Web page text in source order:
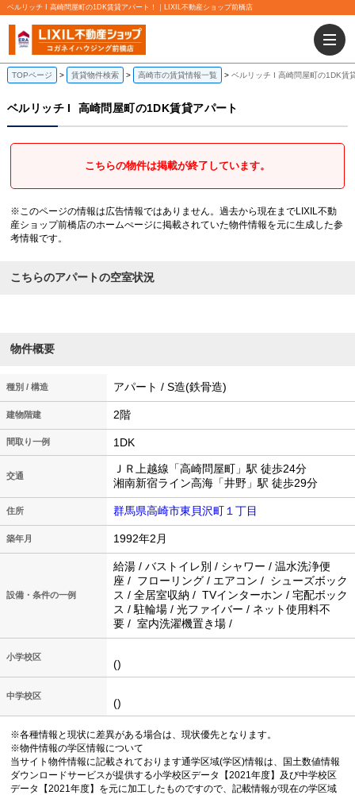
ベルリッチ I 高崎問屋町の1DK賃貸アパート！｜LIXIL不動産ショップ前橋店
TOPページ 賃貸物件検索 高崎市の賃貸情報一覧 ベルリッチ I 高崎問屋町の1DK賃
ベルリッチ I 高崎問屋町の1DK賃貸アパート
こちらの物件は掲載が終了しています。
※このページの情報は広告情報ではありません。過去から現在までLIXIL不動
産ショップ前橋店のホームぺージに掲載されていた物件情報を元に生成した参
考情報です。
こちらのアパートの空室状況
物件概要
種別 / 構造 アパート / S造(鉄骨造)
建物階建 2階
間取り一例 1DK
交通
ＪＲ上越線「高崎問屋町」駅 徒歩24分
湘南新宿ライン高海「井野」駅 徒歩29分
住所 群馬県高崎市東貝沢町１丁目
築年月 1992年2月
設備・条件の一例
給湯 / バストイレ別 / シャワー / 温水洗浄便
座 / フローリング / エアコン / シューズボック
ス / 全居室収納 / TVインターホン / 宅配ボック
ス / 駐輪場 / 光ファイバー / ネット使用料不
要 / 室内洗濯機置き場 /
小学校区
()
中学校区
()
※各種情報と現状に差異がある場合は、現状優先となります。
※物件情報の学区情報について
当サイト物件情報に記載されております通学区域(学区)情報は、国土数値情報
ダウンロードサービスが提供する小学校区データ【2021年度】及び中学校区
データ【2021年度】を元に加工したものですので、記載情報が現在の学区域